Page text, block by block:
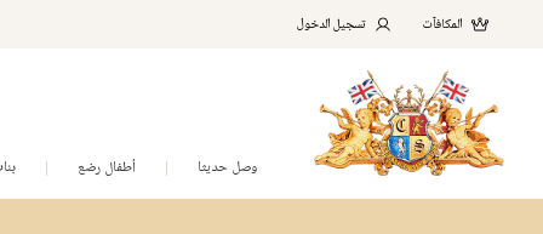
المكافآت تسجيل الدخول
وصل حديثا أطفال رضع